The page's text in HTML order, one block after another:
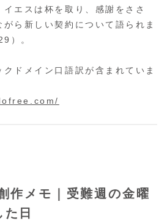
イエスは杯を取り、感謝をささ
ら新しい契約について語られま
）。
ドメイン口語訳が含まれていま
作メモ｜受難週の金曜
日